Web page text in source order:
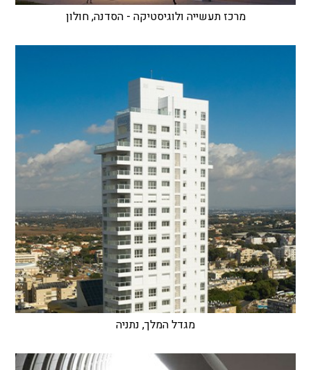
מרכז תעשייה ולוגיסטיקה - הסדנה, חולון
מגדל המלך, נתניה